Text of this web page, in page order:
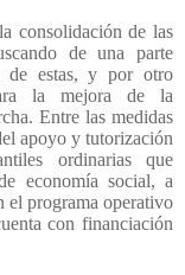
consolidación de las
de una parte
de estas, y por otro
la mejora de la
Entre las medidas
apoyo y tutorización
ordinarias que
economía social, a
el programa operativo
con financiación